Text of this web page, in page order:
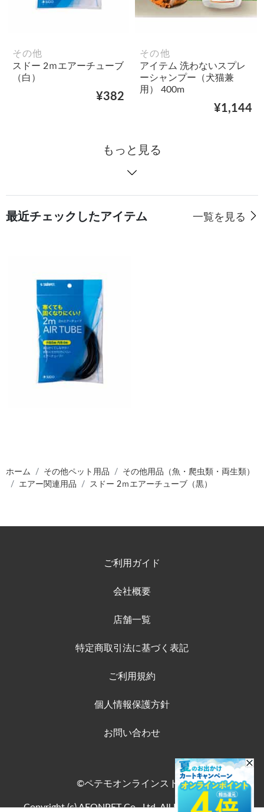
その他
スドー 2ｍエアーチューブ
（白）
¥382
その他
アイテム 洗わないスプレ
ーシャンプー（犬猫兼
用） 400m
¥1,144
もっと見る
最近チェックしたアイテム 一覧を見る
ホーム その他ペット用品
その他用品（魚・爬虫類・両生類）
エアー関連用品
スドー 2ｍエアーチューブ（黒）
ご利用ガイド
会社概要
店舗一覧
特定商取引法に基づく表記
ご利用規約
個人情報保護方針
お問い合わせ
©ペテモオンラインストア
Copyright (c) AEONPET Co., Ltd. All Rights Reserved.